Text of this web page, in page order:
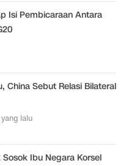
Isi Pembicaraan Antara
China Sebut Relasi Bilateral
yang lalu
Ibu Negara Korsel